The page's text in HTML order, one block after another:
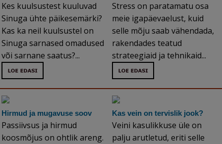
Kes kuulsustest kuuluvad
Sinuga ühte päikesemärki?
Kas ka neil kuulsustel on
Sinuga sarnased omadused
või sarnane saatus?...
Stress on paratamatu osa
meie igapäevaelust, kuid
selle mõju saab vähendada,
rakendades teatud
strateegiaid ja tehnikaid...
Hirmud ja mugavuse soov
Passiivsus ja hirmud
koosmõjus on ohtlik areng.
Kas vein on tervislik jook?
Veini kasulikkuse üle on
palju arutletud, eriti selle